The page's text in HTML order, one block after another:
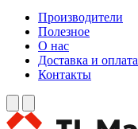
Производители
Полезное
О нас
Доставка и оплата
Контакты